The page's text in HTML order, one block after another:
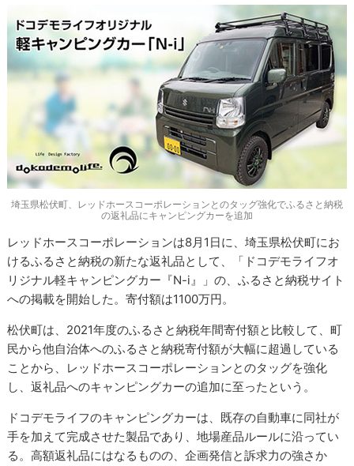
埼玉県松伏町、レッドホースコーポレーションとのタッグ強化でふるさと納税
の返礼品にキャンピングカーを追加
レッドホースコーポレーションは8月1日に、埼玉県松伏町にお
けるふるさと納税の新たな返礼品として、「ドコデモライフオ
リジナル軽キャンピングカー『N-i』」の、ふるさと納税サイト
への掲載を開始した。寄付額は1100万円。
松伏町は、2021年度のふるさと納税年間寄付額と比較して、町
民から他自治体へのふるさと納税寄付額が大幅に超過している
ことから、レッドホースコーポレーションとのタッグを強化
し、返礼品へのキャンピングカーの追加に至ったという。
ドコデモライフのキャンピングカーは、既存の自動車に同社が
手を加えて完成させた製品であり、地場産品ルールに沿ってい
る。高額返礼品にはなるものの、企画発信と訴求力の強さか